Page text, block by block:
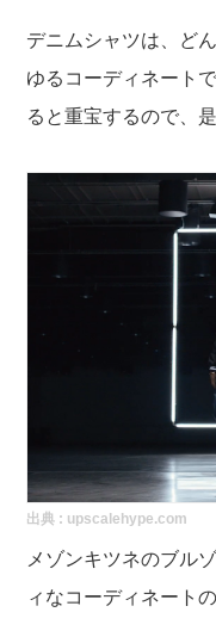
デニムシャツは、ど
ゆるコーディネート
ると重宝するので、
出典 : upscalehype.com
メゾンキツネのブル
ィなコーディネート